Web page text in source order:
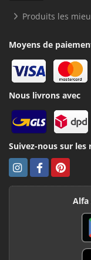
Produits les
Moyens de
Nous livrons avec
Suivez-nous sur les
Alfa